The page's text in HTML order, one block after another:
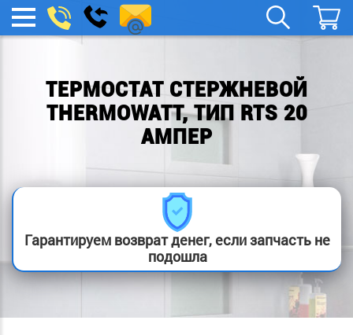
МЕНЮ
boylera@yandex.ru
Заказать
звонок
ТЕРМОСТАТ СТЕРЖНЕВОЙ
THERMOWATT, ТИП RTS 20
АМПЕР
Гарантируем возврат денег, если запчасть не
подошла